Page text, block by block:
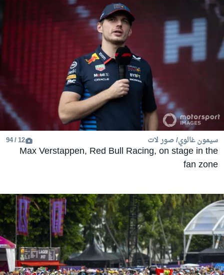
سيمون غالوي/ صور لات 12 / 94
Max Verstappen, Red Bull Racing, on stage in the
fan zone